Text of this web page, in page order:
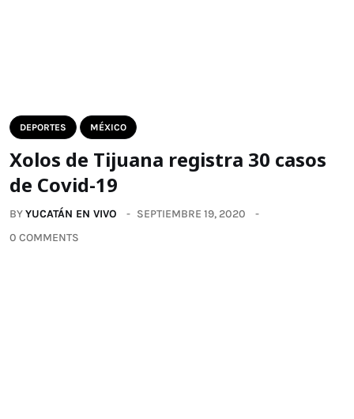
DEPORTES MÉXICO
Xolos de Tijuana registra 30 casos
de Covid-19
BYYUCATÁN EN VIVO
SEPTIEMBRE 19, 2020
0 COMMENTS